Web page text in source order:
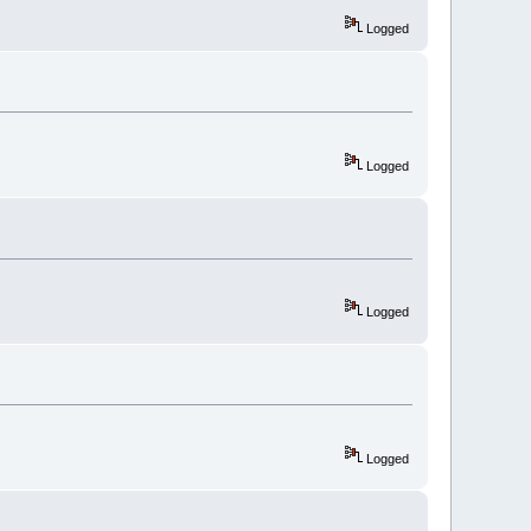
Logged
Logged
Logged
Logged